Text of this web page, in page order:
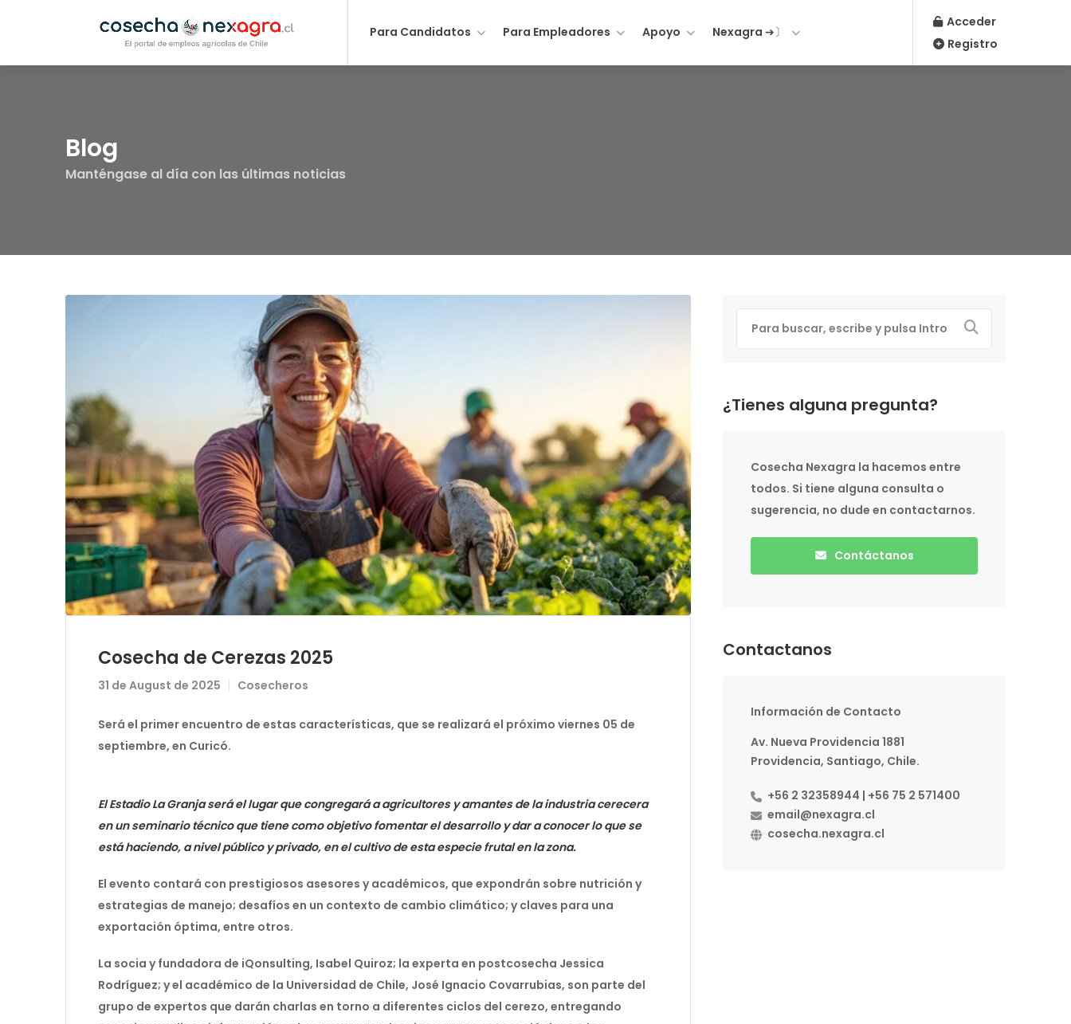
Para Candidatos Para Empleadores Apoyo Nexagra ➔〕
Acceder
Registro
Blog
Manténgase al día con las últimas noticias
Cosecha de Cerezas 2025
31 de August de 2025 Cosecheros
Será el primer encuentro de estas características, que se realizará el próximo viernes 05 de
septiembre, en Curicó.
El Estadio La Granja será el lugar que congregará a agricultores y amantes de la industria cerecera
en un seminario técnico que tiene como objetivo fomentar el desarrollo y dar a conocer lo que se
está haciendo, a nivel público y privado, en el cultivo de esta especie frutal en la zona.
El evento contará con prestigiosos asesores y académicos, que expondrán sobre nutrición y
estrategias de manejo; desafíos en un contexto de cambio climático; y claves para una
exportación óptima, entre otros.
La socia y fundadora de iQonsulting, Isabel Quiroz; la experta en postcosecha Jessica
Rodríguez; y el académico de la Universidad de Chile, José Ignacio Covarrubias, son parte del
grupo de expertos que darán charlas en torno a diferentes ciclos del cerezo, entregando
¿Tienes alguna pregunta?
Cosecha Nexagra la hacemos entre
todos. Si tiene alguna consulta o
sugerencia, no dude en contactarnos.
Contáctanos
Contactanos
Información de Contacto
Av. Nueva Providencia 1881
Providencia, Santiago, Chile.
+56 2 32358944 | +56 75 2 571400
email@nexagra.cl
cosecha.nexagra.cl